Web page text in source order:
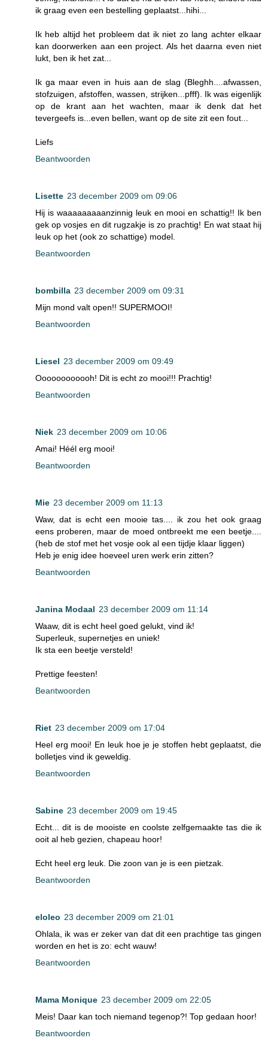
ik graag even een bestelling geplaatst...hihi...
Ik heb altijd het probleem dat ik niet zo lang achter elkaar
kan doorwerken aan een project. Als het daarna even niet
lukt, ben ik het zat...
Ik ga maar even in huis aan de slag (Bleghh....afwassen,
stofzuigen, afstoffen, wassen, strijken...pfff). Ik was eigenlijk
op de krant aan het wachten, maar ik denk dat het
tevergeefs is...even bellen, want op de site zit een fout...
Liefs
Beantwoorden
Lisette 23 december 2009 om 09:06
Hij is waaaaaaaaanzinnig leuk en mooi en schattig!! Ik ben
gek op vosjes en dit rugzakje is zo prachtig! En wat staat hij
leuk op het (ook zo schattige) model.
Beantwoorden
bombilla 23 december 2009 om 09:31
Mijn mond valt open!! SUPERMOOI!
Beantwoorden
Liesel 23 december 2009 om 09:49
Oooooooooooh! Dit is echt zo mooi!!! Prachtig!
Beantwoorden
Niek 23 december 2009 om 10:06
Amai! Héél erg mooi!
Beantwoorden
Mie 23 december 2009 om 11:13
Waw, dat is echt een mooie tas.... ik zou het ook graag
eens proberen, maar de moed ontbreekt me een beetje....
(heb de stof met het vosje ook al een tijdje klaar liggen)
Heb je enig idee hoeveel uren werk erin zitten?
Beantwoorden
Janina Modaal 23 december 2009 om 11:14
Waaw, dit is echt heel goed gelukt, vind ik!
Superleuk, supernetjes en uniek!
Ik sta een beetje versteld!
Prettige feesten!
Beantwoorden
Riet 23 december 2009 om 17:04
Heel erg mooi! En leuk hoe je je stoffen hebt geplaatst, die
bolletjes vind ik geweldig.
Beantwoorden
Sabine 23 december 2009 om 19:45
Echt... dit is de mooiste en coolste zelfgemaakte tas die ik
ooit al heb gezien, chapeau hoor!
Echt heel erg leuk. Die zoon van je is een pietzak.
Beantwoorden
eloleo 23 december 2009 om 21:01
Ohlala, ik was er zeker van dat dit een prachtige tas gingen
worden en het is zo: echt wauw!
Beantwoorden
Mama Monique 23 december 2009 om 22:05
Meis! Daar kan toch niemand tegenop?! Top gedaan hoor!
Beantwoorden